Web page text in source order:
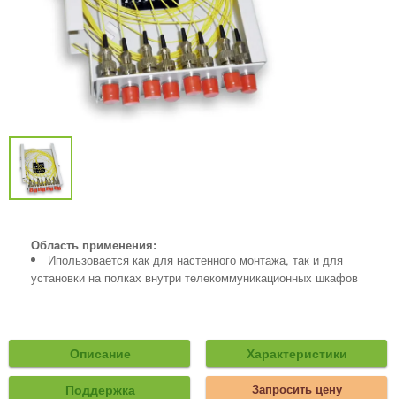
Область применения:
Ипользовается как для настенного монтажа, так и для
установки на полках внутри телекоммуникационных шкафов
Описание Характеристики
Поддержка Запросить цену